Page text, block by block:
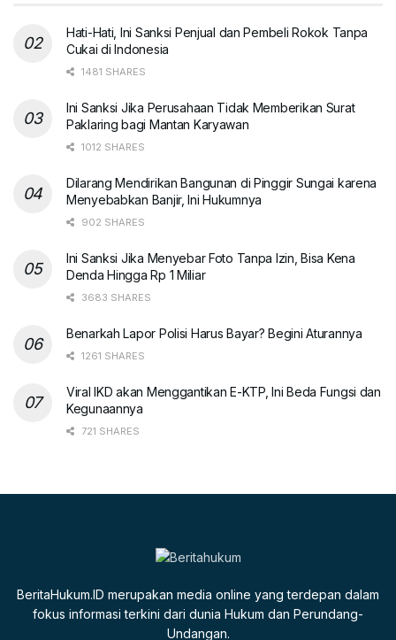
Hati-Hati, Ini Sanksi Penjual dan Pembeli Rokok Tanpa
Cukai di Indonesia
1481 SHARES
Ini Sanksi Jika Perusahaan Tidak Memberikan Surat
Paklaring bagi Mantan Karyawan
1012 SHARES
Dilarang Mendirikan Bangunan di Pinggir Sungai karena
Menyebabkan Banjir, Ini Hukumnya
902 SHARES
Ini Sanksi Jika Menyebar Foto Tanpa Izin, Bisa Kena
Denda Hingga Rp 1 Miliar
3683 SHARES
Benarkah Lapor Polisi Harus Bayar? Begini Aturannya
1261 SHARES
Viral IKD akan Menggantikan E-KTP, Ini Beda Fungsi dan
Kegunaannya
721 SHARES
BeritaHukum.ID merupakan media online yang terdepan dalam
fokus informasi terkini dari dunia Hukum dan Perundang-
Undangan.